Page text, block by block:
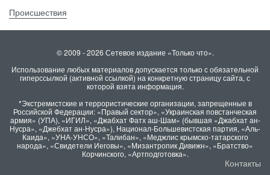
Происшествия
© 2009 - 2026 Сетевое издание «Только что».
Использование любых материалов допускается только с обязательной
гиперссылкой (активной ссылкой) на конкретную страницу сайта, с
которой взята информация.
*Экстремистские и террористические организации, запрещенные в
Российской Федерации: «Правый сектор», «Украинская повстанческая
армия» (УПА), «ИГИЛ», «Джабхат Фатх аш-Шам» (бывшая «Джабхат ан-
Нусра», «Джебхат ан-Нусра»), Национал-Большевистская партия, «Аль-
Каида», «УНА-УНСО», «Талибан», «Меджлис крымско-татарского
народа», «Свидетели Иеговы», «Мизантропик Дивижн», «Братство»
Корчинского, «Артподготовка».
Контакты